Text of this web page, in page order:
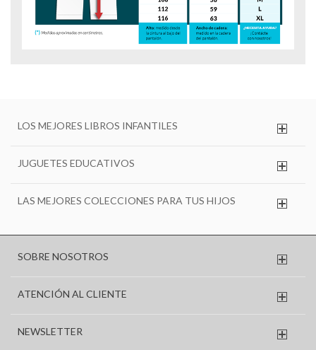
LOS MEJORES LIBROS INFANTILES
JUGUETES EDUCATIVOS
LAS MEJORES COLECCIONES PARA TUS HIJOS
SOBRE NOSOTROS
ATENCIÓN AL CLIENTE
NEWSLETTER